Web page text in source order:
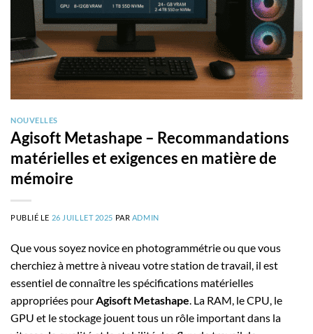
NOUVELLES
Agisoft Metashape – Recommandations
matérielles et exigences en matière de
mémoire
PUBLIÉ LE 26 JUILLET 2025 PAR ADMIN
Que vous soyez novice en photogrammétrie ou que vous
cherchiez à mettre à niveau votre station de travail, il est
essentiel de connaître les spécifications matérielles
appropriées pourAgisoft Metashape. La RAM, le CPU, le
GPU et le stockage jouent tous un rôle important dans la